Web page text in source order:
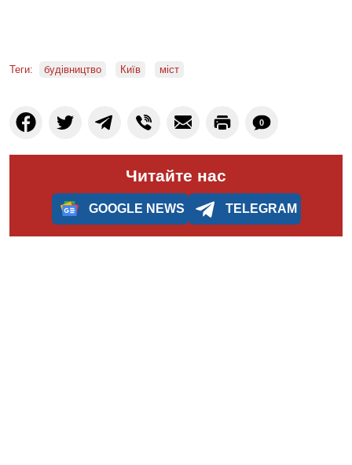
Теги: будівництво Київ міст
0
Читайте нас
GOOGLE NEWS TELEGRAM